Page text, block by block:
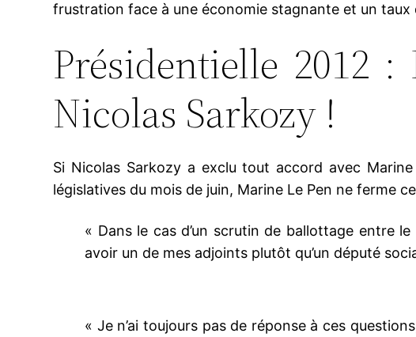
frustration face à une économie stagnante et un
Présidentielle 2012
Nicolas Sarkozy !
Si Nicolas Sarkozy a exclu tout accord avec
législatives du mois de juin, Marine Le Pen ne ferme
« Dans le cas d’un scrutin de ballottage entre
avoir un de mes adjoints plutôt qu’un député
« Je n’ai toujours pas de réponse à ces